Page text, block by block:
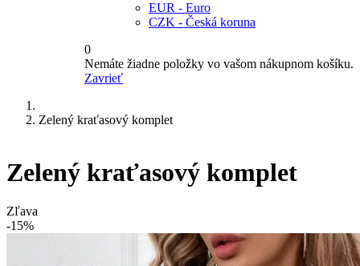
EUR - Euro
CZK - Česká koruna
0
Nemáte žiadne položky vo vašom nákupnom košíku.
Zavrieť
Zelený kraťasový komplet
Zelený kraťasový komplet
Zľava
-15%